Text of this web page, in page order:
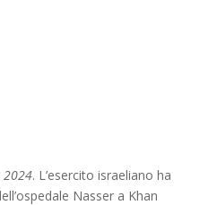
2024. L’esercito israeliano ha
Nasser a Khan